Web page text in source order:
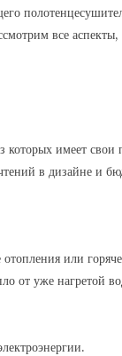
все
имеет
в дизайне и
или
от уже нагретой